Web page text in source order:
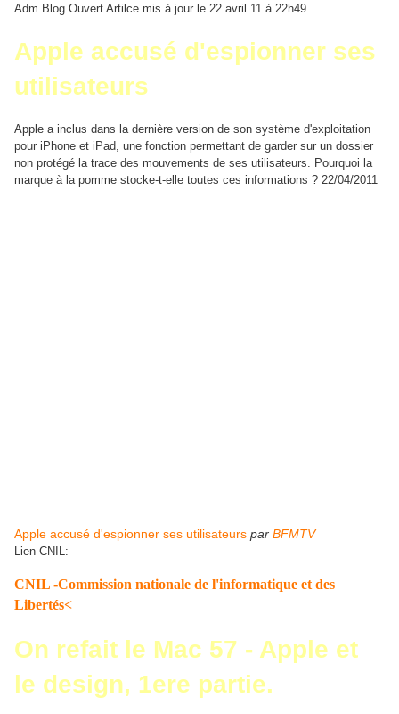
Adm Blog Ouvert Artilce mis à jour le 22 avril 11 à 22h49
Apple accusé d'espionner ses
utilisateurs
Apple a inclus dans la dernière version de son système d'exploitation
pour iPhone et iPad, une fonction permettant de garder sur un dossier
non protégé la trace des mouvements de ses utilisateurs. Pourquoi la
marque à la pomme stocke-t-elle toutes ces informations ? 22/04/2011
Apple accusé d'espionner ses utilisateurs par BFMTV
Lien CNIL:
CNIL -Commission nationale de l'informatique et des
Libertés<
On refait le Mac 57 - Apple et
le design, 1ere partie.